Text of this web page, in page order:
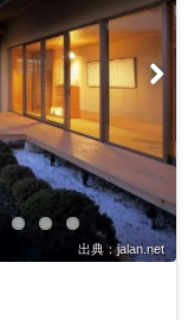
出典：jalan.net